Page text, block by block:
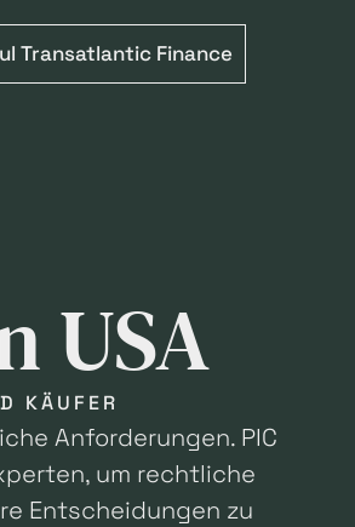
Transatlantic Finance
USA
KÄUFER
Anforderungen. PIC
um rechtliche
Entscheidungen zu